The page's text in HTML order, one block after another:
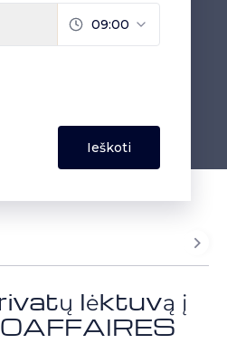
lėktuvą į